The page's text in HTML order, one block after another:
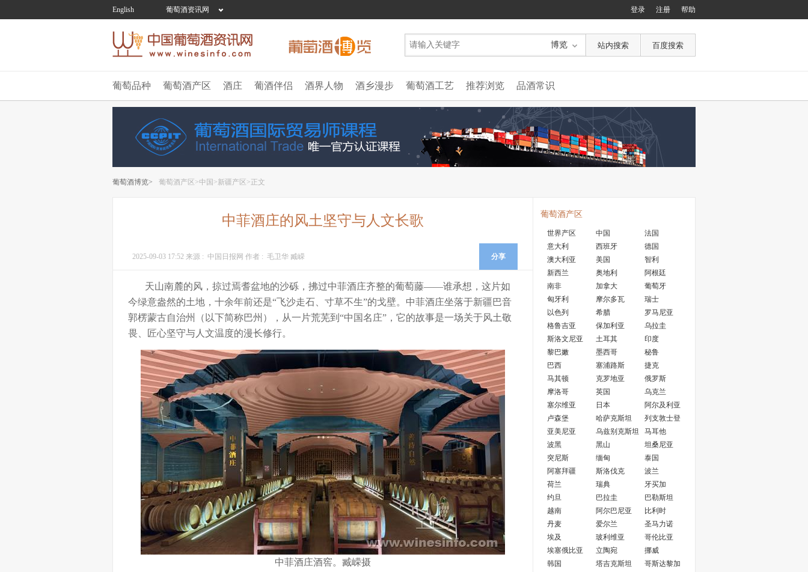
English 葡萄酒资讯网 帮助
注册
登录
博览
葡萄品种 葡萄酒产区 酒庄 葡酒伴侣 酒界人物 酒乡漫步 葡萄酒工艺 推荐浏览 品酒常识
葡萄酒博览> 葡萄酒产区>中国>新疆产区>正文
中菲酒庄的风土坚守与人文长歌
2025-09-03 17:52 来源 :中国日报网 作者 :毛卫华 臧嵘 分享
天山南麓的风，掠过焉耆盆地的沙砾，拂过中菲酒庄齐整的葡萄藤——谁承想，这片如
今绿意盎然的土地，十余年前还是“飞沙走石、寸草不生”的戈壁。中菲酒庄坐落于新疆巴音
郭楞蒙古自治州（以下简称巴州），从一片荒芜到“中国名庄”，它的故事是一场关于风土敬
畏、匠心坚守与人文温度的漫长修行。
中菲酒庄酒窖。臧嵘摄
葡萄酒产区
世界产区 中国
法国
意大利
西班牙
德国
澳大利亚
美国
智利
新西兰
奥地利
阿根廷
南非
加拿大
葡萄牙
匈牙利
摩尔多瓦
瑞士
以色列
希腊
罗马尼亚
格鲁吉亚
保加利亚
乌拉圭
斯洛文尼亚
土耳其
印度
黎巴嫩
墨西哥
秘鲁
巴西
塞浦路斯
捷克
马其顿
克罗地亚
俄罗斯
摩洛哥
英国
乌克兰
塞尔维亚
日本
阿尔及利亚
卢森堡
哈萨克斯坦
列支敦士登
亚美尼亚
乌兹别克斯坦
马耳他
波黑
黑山
坦桑尼亚
突尼斯
缅甸
泰国
阿塞拜疆
斯洛伐克
波兰
荷兰
瑞典
牙买加
约旦
巴拉圭
巴勒斯坦
越南
阿尔巴尼亚
比利时
丹麦
爱尔兰
圣马力诺
埃及
玻利维亚
哥伦比亚
埃塞俄比亚
立陶宛
挪威
韩国
塔吉克斯坦
哥斯达黎加